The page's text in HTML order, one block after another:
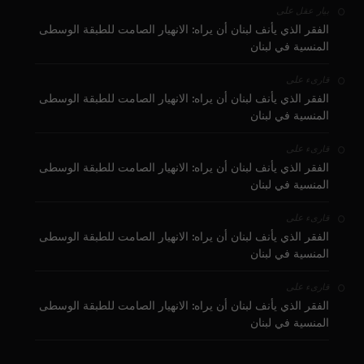
بيار عقل على
الفقر الذي يأنف لبنان أن يراه: الانهيار الصامت للطبقة الوسطى
المنسية في لبنان
قارىء على
الفقر الذي يأنف لبنان أن يراه: الانهيار الصامت للطبقة الوسطى
المنسية في لبنان
قارىء على
الفقر الذي يأنف لبنان أن يراه: الانهيار الصامت للطبقة الوسطى
المنسية في لبنان
قارىء على
الفقر الذي يأنف لبنان أن يراه: الانهيار الصامت للطبقة الوسطى
المنسية في لبنان
قارىء على
الفقر الذي يأنف لبنان أن يراه: الانهيار الصامت للطبقة الوسطى
المنسية في لبنان